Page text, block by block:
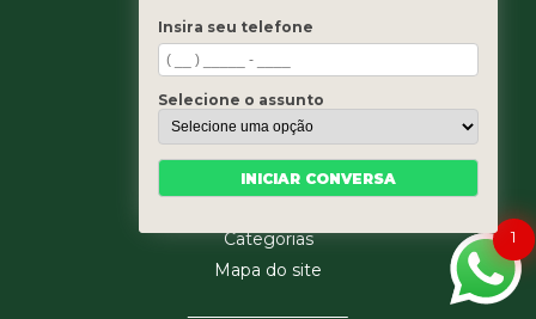
Home
Quem somos
Serviços
Blog
Categorias
Mapa do site
1
Insira seu telefone
Selecione o assunto
INICIAR CONVERSA